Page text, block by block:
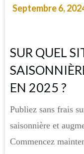
Septembre 6,
SUR QUEL
EN 2025 ?
Publiez sans frais
saisonnière et
Commencez